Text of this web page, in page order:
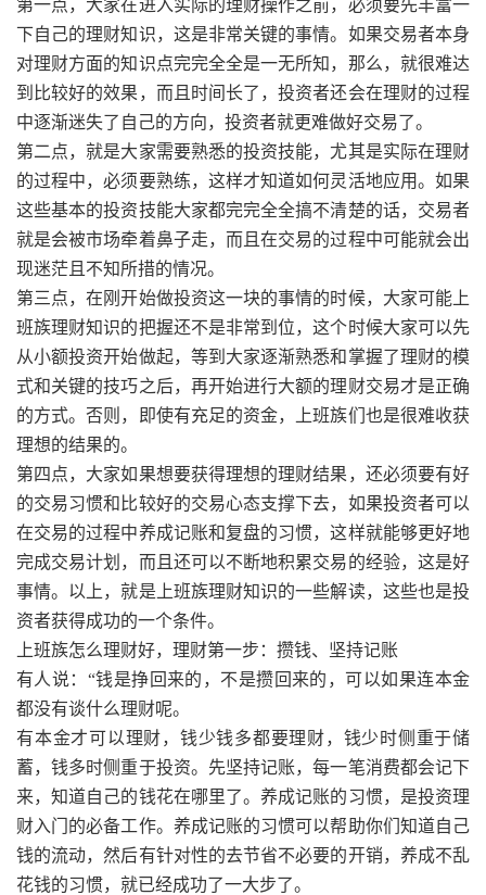
第一点，大家在进入实际的理财操作之前，必须要先丰富一
下自己的理财知识，这是非常关键的事情。如果交易者本身
对理财方面的知识点完完全全是一无所知，那么，就很难达
到比较好的效果，而且时间长了，投资者还会在理财的过程
中逐渐迷失了自己的方向，投资者就更难做好交易了。
第二点，就是大家需要熟悉的投资技能，尤其是实际在理财
的过程中，必须要熟练，这样才知道如何灵活地应用。如果
这些基本的投资技能大家都完完全全搞不清楚的话，交易者
就是会被市场牵着鼻子走，而且在交易的过程中可能就会出
现迷茫且不知所措的情况。
第三点，在刚开始做投资这一块的事情的时候，大家可能上
班族理财知识的把握还不是非常到位，这个时候大家可以先
从小额投资开始做起，等到大家逐渐熟悉和掌握了理财的模
式和关键的技巧之后，再开始进行大额的理财交易才是正确
的方式。否则，即使有充足的资金，上班族们也是很难收获
理想的结果的。
第四点，大家如果想要获得理想的理财结果，还必须要有好
的交易习惯和比较好的交易心态支撑下去，如果投资者可以
在交易的过程中养成记账和复盘的习惯，这样就能够更好地
完成交易计划，而且还可以不断地积累交易的经验，这是好
事情。以上，就是上班族理财知识的一些解读，这些也是投
资者获得成功的一个条件。
上班族怎么理财好，理财第一步：攒钱、坚持记账
有人说：“钱是挣回来的，不是攒回来的，可以如果连本金
都没有谈什么理财呢。
有本金才可以理财，钱少钱多都要理财，钱少时侧重于储
蓄，钱多时侧重于投资。先坚持记账，每一笔消费都会记下
来，知道自己的钱花在哪里了。养成记账的习惯，是投资理
财入门的必备工作。养成记账的习惯可以帮助你们知道自己
钱的流动，然后有针对性的去节省不必要的开销，养成不乱
花钱的习惯，就已经成功了一大步了。